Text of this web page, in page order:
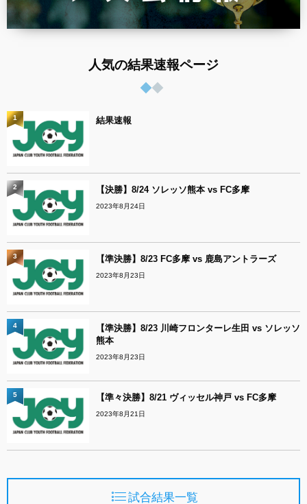
人気の結果速報ページ
結果速報
1
【決勝】8/24 ソレッソ熊本 vs FC多摩
2023年8月24日
2
【準決勝】8/23 FC多摩 vs 鹿島アントラーズ
2023年8月23日
3
【準決勝】8/23 川崎フロンターレ生田 vs ソレッソ
熊本
2023年8月23日
4
【準々決勝】8/21 ヴィッセル神戸 vs FC多摩
2023年8月21日
5
試合結果一覧